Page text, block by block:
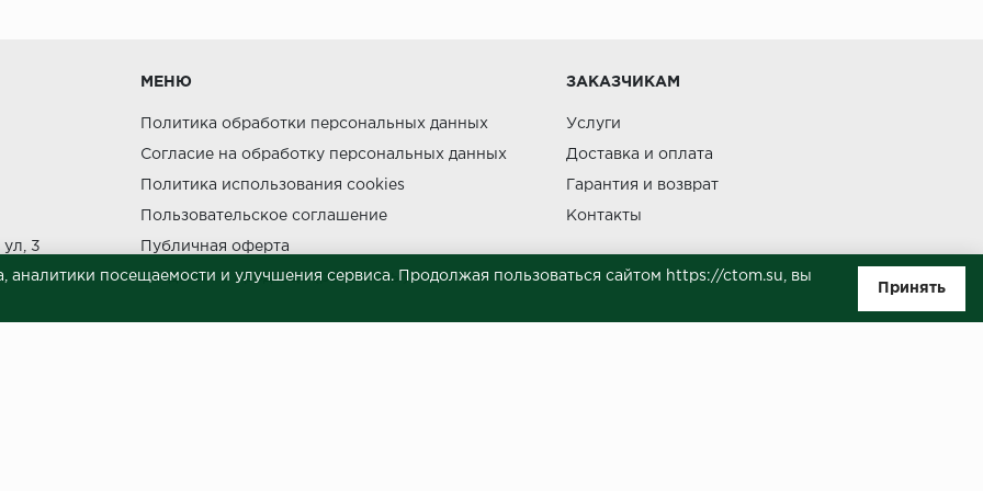
3
МЕНЮ
Политика обработки персональных данных
Согласие на обработку персональных данных
Политика использования cookies
Пользовательское соглашение
Публичная оферта
Сведения о продавце (реквизиты)
ЗАКАЗЧИКАМ
Услуги
Доставка и оплата
Гарантия и возврат
Контакты
посещаемости и улучшения сервиса. Продолжая пользоваться сайтом https://ctom.su, вы
Принять